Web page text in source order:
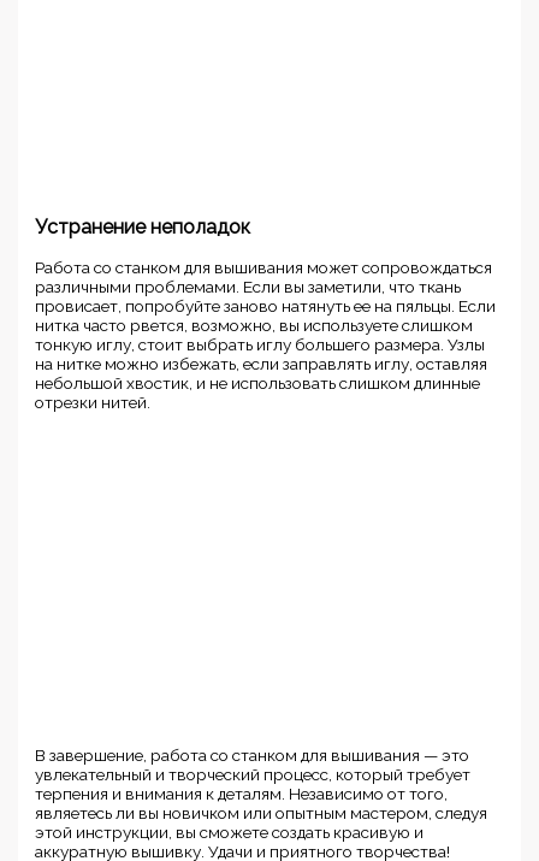
Устранение неполадок
Работа со станком для вышивания может сопровождаться
различными проблемами. Если вы заметили, что ткань
провисает, попробуйте заново натянуть ее на пяльцы. Если
нитка часто рвется, возможно, вы используете слишком
тонкую иглу, стоит выбрать иглу большего размера. Узлы
на нитке можно избежать, если заправлять иглу, оставляя
небольшой хвостик, и не использовать слишком длинные
отрезки нитей.
В завершение, работа со станком для вышивания — это
увлекательный и творческий процесс, который требует
терпения и внимания к деталям. Независимо от того,
являетесь ли вы новичком или опытным мастером, следуя
этой инструкции, вы сможете создать красивую и
аккуратную вышивку. Удачи и приятного творчества!